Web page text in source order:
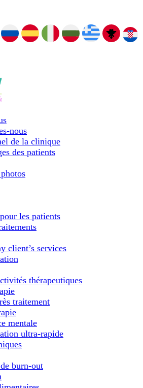
nous
de la clinique
des patients
les patients
client’s services
thérapeutiques
traitement
mentale
ultra-rapide
burn-out